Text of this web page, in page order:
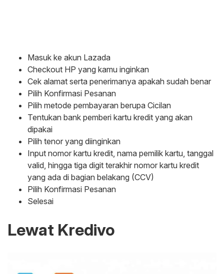
Masuk ke akun Lazada
Checkout HP yang kamu inginkan
Cek alamat serta penerimanya apakah sudah benar
Pilih Konfirmasi Pesanan
Pilih metode pembayaran berupa Cicilan
Tentukan bank pemberi kartu kredit yang akan
dipakai
Pilih tenor yang diinginkan
Input nomor kartu kredit, nama pemilik kartu, tanggal
valid, hingga tiga digit terakhir nomor kartu kredit
yang ada di bagian belakang (CCV)
Pilih Konfirmasi Pesanan
Selesai
Lewat Kredivo